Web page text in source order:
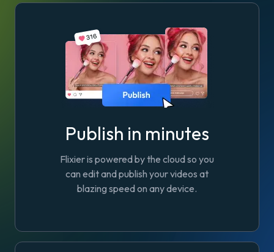
Publish in minutes
Flixier is powered by the cloud so you
can edit and publish your videos at
blazing speed on any device.